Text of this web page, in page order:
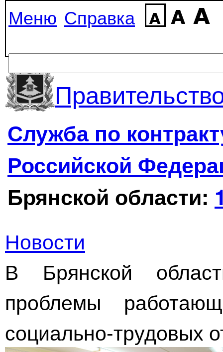
Меню Справка
Служба по
Российской
Брянской области:
Новости
В Брянской
проблемы
социально-трудовых